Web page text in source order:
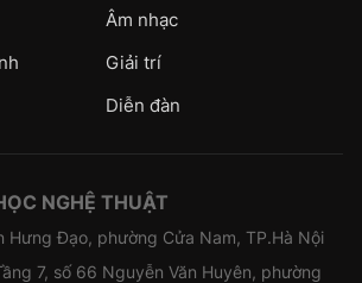
Âm nhạc
Giải trí
Diễn đàn
NGHỆ THUẬT
Hưng Đạo, phường Cửa Nam, TP.Hà Nội
7, số 66 Nguyễn Văn Huyên, phường